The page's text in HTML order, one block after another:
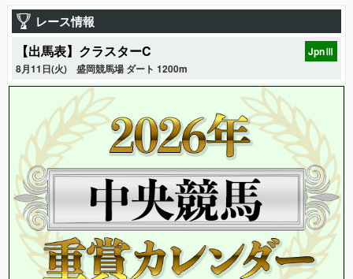
レース情報
【出馬表】クラスターC
JpnⅢ
8月11日(火)
盛岡競馬場 ダート 1200m